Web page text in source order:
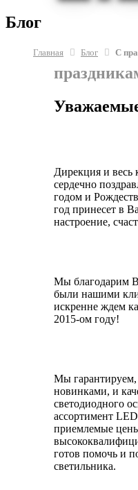
Блог
Главная Блог С
Дирекция и весь
сердечно
годом и
год принесет в
настроение,
Мы благодарим
были нашими
искренне ждем
2015-ом году!
Мы гарантируем,
новинками, и
светодиодного
ассортимент LED
приемлемые
готов помочь и
светильника.